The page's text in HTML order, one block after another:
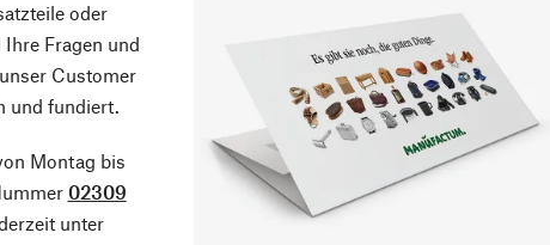
oder
Fragen und
Customer
und fundiert.
Montag bis
02309
unter